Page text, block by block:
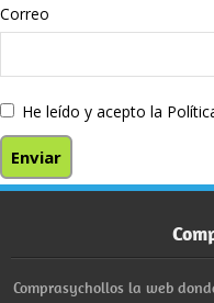
Correo
He leído y acepto la
Comprasychollos la web